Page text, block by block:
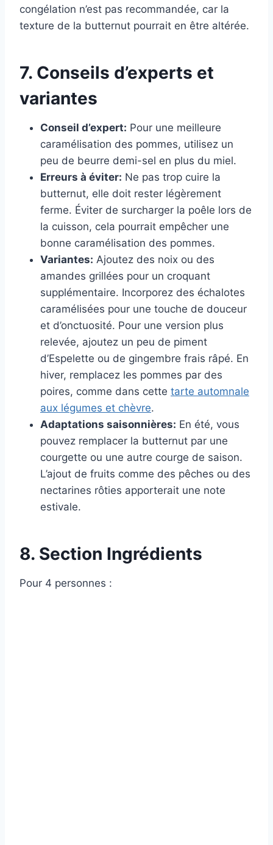
congélation n’est pas recommandée, car la
texture de la butternut pourrait en être altérée.
7. Conseils d’experts et
variantes
Conseil d’expert: Pour une meilleure
caramélisation des pommes, utilisez un
peu de beurre demi-sel en plus du miel.
Erreurs à éviter: Ne pas trop cuire la
butternut, elle doit rester légèrement
ferme. Éviter de surcharger la poêle lors de
la cuisson, cela pourrait empêcher une
bonne caramélisation des pommes.
Variantes: Ajoutez des noix ou des
amandes grillées pour un croquant
supplémentaire. Incorporez des échalotes
caramélisées pour une touche de douceur
et d’onctuosité. Pour une version plus
relevée, ajoutez un peu de piment
d’Espelette ou de gingembre frais râpé. En
hiver, remplacez les pommes par des
poires, comme dans cette tarte automnale
aux légumes et chèvre.
Adaptations saisonnières: En été, vous
pouvez remplacer la butternut par une
courgette ou une autre courge de saison.
L’ajout de fruits comme des pêches ou des
nectarines rôties apporterait une note
estivale.
8. Section Ingrédients
Pour 4 personnes :